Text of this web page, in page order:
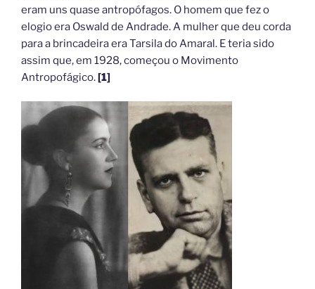
eram uns quase antropófagos. O homem que fez o
elogio era Oswald de Andrade. A mulher que deu corda
para a brincadeira era Tarsila do Amaral. E teria sido
assim que, em 1928, começou o Movimento
Antropofágico.[1]